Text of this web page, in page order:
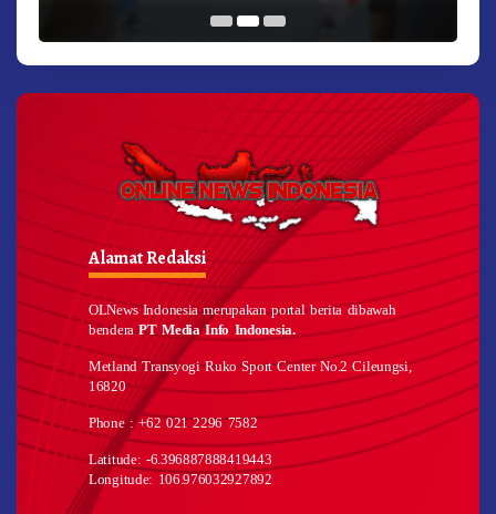
Alamat Redaksi
OLNews Indonesia merupakan portal berita dibawah
benderaPT Media Info Indonesia.
Metland Transyogi Ruko Sport Center No.2 Cileungsi,
16820
Phone : +62 021 2296 7582
Latitude: -6.396887888419443
Longitude: 106.976032927892